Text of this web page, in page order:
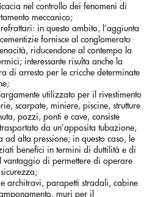
nel controllo dei fenomeni di
meccanico;
in questo ambito, l’aggiunta
fornisce al conglomerato
riducendone al contempo la
interessante risulta anche la
di arresto per le cricche determinate
utilizzato per il rivestimento
scarpate, miniere, piscine, strutture
pozzi, ponti e cave, consiste
da un’apposita tubazione,
ad alta pressione; in questo caso, le
benefici in termini di duttilità e di
vantaggio di permettere di operare
architravi, parapetti stradali, cabine
muri per il